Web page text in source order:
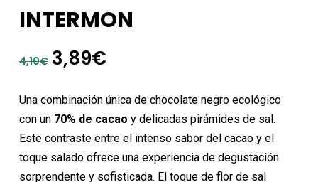
INTERMON
4,10€ El
original
era:
4,10€.
3,89€El
actual
es:
3,89€.
Una combinación única de chocolate negro ecológico
con un 70% de cacao y delicadas pirámides de sal.
Este contraste entre el intenso sabor del cacao y el
toque salado ofrece una experiencia de degustación
sorprendente y sofisticada. El toque de flor de sal